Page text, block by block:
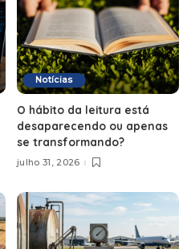
Notícias
O hábito da leitura está
desaparecendo ou apenas
se transformando?
julho 31, 2026